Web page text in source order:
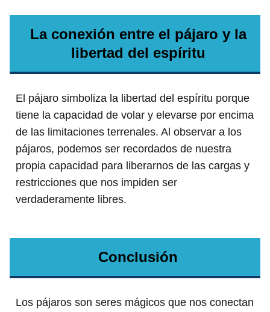
La conexión entre el pájaro y la
libertad del espíritu
El pájaro simboliza la libertad del espíritu porque
tiene la capacidad de volar y elevarse por encima
de las limitaciones terrenales. Al observar a los
pájaros, podemos ser recordados de nuestra
propia capacidad para liberarnos de las cargas y
restricciones que nos impiden ser
verdaderamente libres.
Conclusión
Los pájaros son seres mágicos que nos conectan